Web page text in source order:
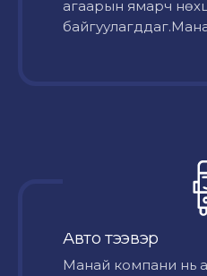
агаарын ямарч
Авто тээвэр
Mанай компани нь